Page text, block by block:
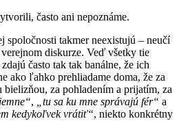
často ani nepoznáme.
spoločnosti takmer neexistujú – neučí
diskurze. Veď všetky tie
často tak tak banálne, že ich
ako ľahko prehliadame doma, že za
za pohladením a prijatím, za
, „tu sa ku mne správajú fér“ a
kedykoľvek vrátiť“, niekto konkrétny